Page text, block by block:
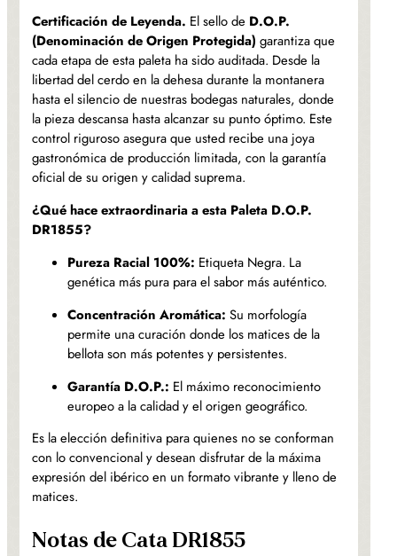
Certificación de Leyenda. El sello de D.O.P.
(Denominación de Origen Protegida) garantiza que
cada etapa de esta paleta ha sido auditada. Desde la
libertad del cerdo en la dehesa durante la montanera
hasta el silencio de nuestras bodegas naturales, donde
la pieza descansa hasta alcanzar su punto óptimo. Este
control riguroso asegura que usted recibe una joya
gastronómica de producción limitada, con la garantía
oficial de su origen y calidad suprema.
¿Qué hace extraordinaria a esta Paleta D.O.P.
DR1855?
Pureza Racial 100%: Etiqueta Negra. La
genética más pura para el sabor más auténtico.
Concentración Aromática: Su morfología
permite una curación donde los matices de la
bellota son más potentes y persistentes.
Garantía D.O.P.: El máximo reconocimiento
europeo a la calidad y el origen geográfico.
Es la elección definitiva para quienes no se conforman
con lo convencional y desean disfrutar de la máxima
expresión del ibérico en un formato vibrante y lleno de
matices.
Notas de Cata DR1855